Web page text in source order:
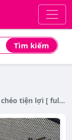
Tìm kiếm
tiện lợi [ full box ]